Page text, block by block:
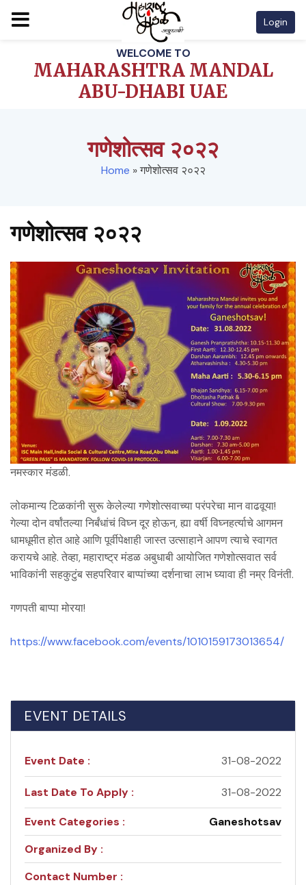
content
WELCOME TO
MAHARASHTRA MANDAL
ABU-DHABI UAE
Login
गणेशोत्सव २०२२
Home »गणेशोत्सव २०२२
गणेशोत्सव २०२२
नमस्कार मंडळी.
लोकमान्य टिळकांनी सुरू केलेल्या गणेशोत्सवाच्या परंपरेचा मान वाढवूया!
गेल्या दोन वर्षांतल्या निर्बंधांचं विघ्न दूर होऊन, ह्या वर्षी विघ्नहर्त्याचे आगमन
धामधूमीत होत आहे आणि पूर्वीपेक्षाही जास्त उत्साहाने आपण त्याचे स्वागत
करायचे आहे. तेव्हा, महाराष्ट्र मंडळ अबुधाबी आयोजित गणेशोत्सवात सर्व
भाविकांनी सहकुटुंब सहपरिवार बाप्पांच्या दर्शनाचा लाभ घ्यावा ही नम्र विनंती.
गणपती बाप्पा मोरया!
https://www.facebook.com/events/1010159173013654/
EVENT DETAILS
Event Date : 31-08-2022
Last Date To Apply : 31-08-2022
Event Categories :
Ganeshotsav
Organized By :
Contact Number :